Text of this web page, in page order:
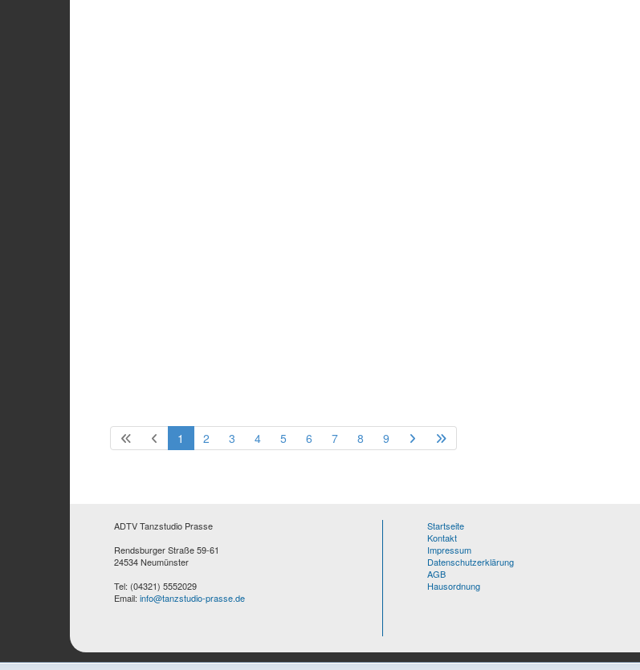
1 2 3 4 5 6 7 8 9
ADTV Tanzstudio Prasse
Rendsburger Straße 59-61
24534 Neumünster
Tel: (04321) 5552029
Email: info@tanzstudio-prasse.de
Startseite
Kontakt
Impressum
Datenschutzerklärung
AGB
Hausordnung